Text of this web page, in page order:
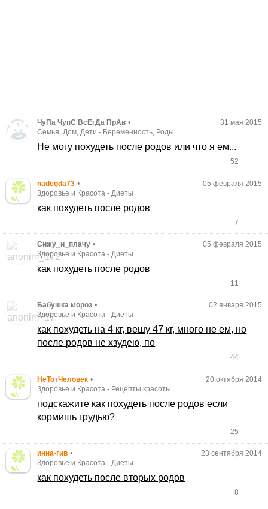
ЧуПа ЧупС ВсЕгДа ПрАв •
31 мая 2015
Семья, Дом, Дети - Беременность, Роды
Не могу похудеть после родов или что я ем...
52
nadegda73 •
05 февраля 2015
Здоровье и Красота- Диеты
как похудеть после родов
7
Сижу_и_плачу •
05 февраля 2015
Здоровье и Красота-Диеты
как похудеть после родов
11
Бабушка мороз •
02 января 2015
Здоровье и Красота-Диеты
как похудеть на 4 кг, вешу 47 кг, много не ем, но
после родов не хзудею, по
44
НеТотЧеловек •
20 октября 2014
Здоровье и Красота- Рецепты красоты
подскажите как похудеть после родов если
кормишь грудью?
25
инна-гив •
23 сентября 2014
Здоровье и Красота-Диеты
как похудеть после вторых родов
8